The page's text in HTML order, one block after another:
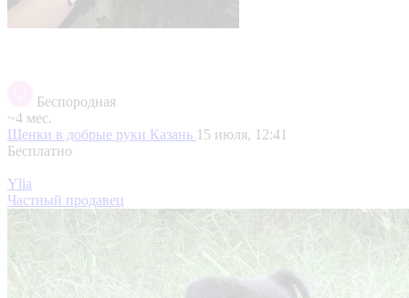
Беспородная
~4 мес.
Щенки в добрые руки Казань 15 июля, 12:41
Бесплатно
Ylia
Частный продавец